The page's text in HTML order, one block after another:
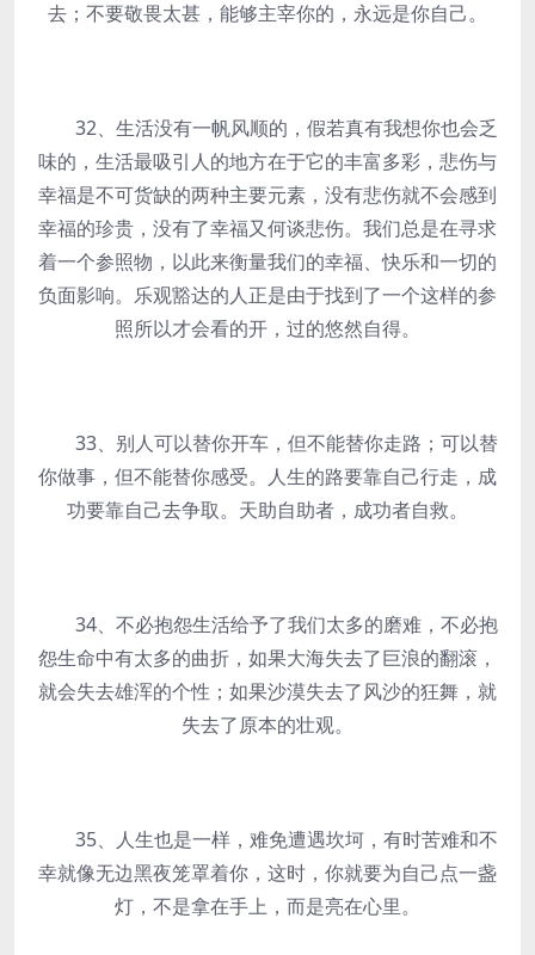
去；不要敬畏太甚，能够主宰你的，永远是你自己。
32、生活没有一帆风顺的，假若真有我想你也会乏
味的，生活最吸引人的地方在于它的丰富多彩，悲伤与
幸福是不可货缺的两种主要元素，没有悲伤就不会感到
幸福的珍贵，没有了幸福又何谈悲伤。我们总是在寻求
着一个参照物，以此来衡量我们的幸福、快乐和一切的
负面影响。乐观豁达的人正是由于找到了一个这样的参
照所以才会看的开，过的悠然自得。
33、别人可以替你开车，但不能替你走路；可以替
你做事，但不能替你感受。人生的路要靠自己行走，成
功要靠自己去争取。天助自助者，成功者自救。
34、不必抱怨生活给予了我们太多的磨难，不必抱
怨生命中有太多的曲折，如果大海失去了巨浪的翻滚，
就会失去雄浑的个性；如果沙漠失去了风沙的狂舞，就
失去了原本的壮观。
35、人生也是一样，难免遭遇坎坷，有时苦难和不
幸就像无边黑夜笼罩着你，这时，你就要为自己点一盏
灯，不是拿在手上，而是亮在心里。